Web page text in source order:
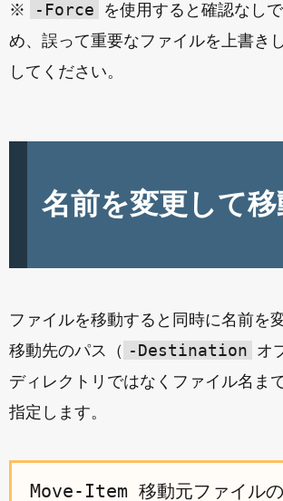
※ -Force
を使用すると確認なし
め、誤って重要なファイルを上書き
してください。
名前を変更して移
ファイルを移動すると同時に名前を
移動先のパス（ -Destination オ
ディレクトリではなくファイル名ま
指定します。